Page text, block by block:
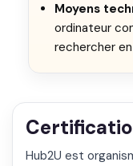
Moyens
ordinateur
rechercher
Hub2U est